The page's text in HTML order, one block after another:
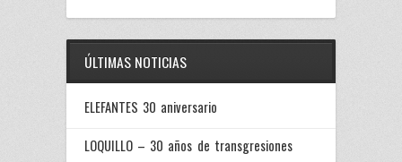
ÚLTIMAS NOTICIAS
ELEFANTES 30 aniversario
LOQUILLO – 30 años de transgresiones